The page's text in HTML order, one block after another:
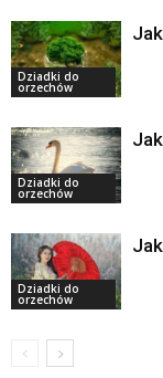
Dziadki do
orzechów
Dziadki do
orzechów
Dziadki do
orzechów